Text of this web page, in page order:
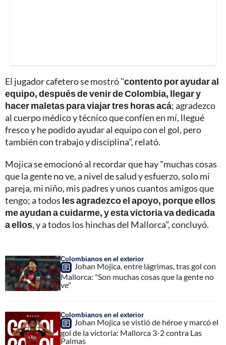
El jugador cafetero se mostró "contento por ayudar al
equipo, después de venir de Colombia, llegar y
hacer maletas para viajar tres horas acá; agradezco
al cuerpo médico y técnico que confíen en mí, llegué
fresco y he podido ayudar al equipo con el gol, pero
también con trabajo y disciplina", relató.
Mojica se emocionó al recordar que hay "muchas cosas
que la gente no ve, a nivel de salud y esfuerzo, solo mi
pareja, mi niño, mis padres y unos cuantos amigos que
tengo; a todos les agradezco el apoyo, porque ellos
me ayudan a cuidarme, y esta victoria va dedicada
a ellos, y a todos los hinchas del Mallorca", concluyó.
Colombianos en el exterior
Johan Mojica, entre lágrimas, tras gol con
Mallorca: "Son muchas cosas que la gente no
ve"
Colombianos en el exterior
Johan Mojica se vistió de héroe y marcó el
gol de la victoria: Mallorca 3-2 contra Las
Palmas